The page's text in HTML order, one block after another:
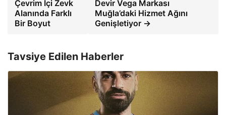
Çevrim İçi Zevk
Alanında Farklı
Bir Boyut
Devir Vega Markası
Muğla’daki Hizmet Ağını
Genişletiyor →
Tavsiye Edilen Haberler